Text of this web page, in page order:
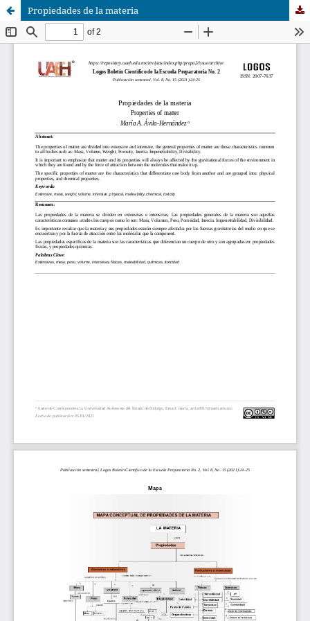
Propiedades de la materia